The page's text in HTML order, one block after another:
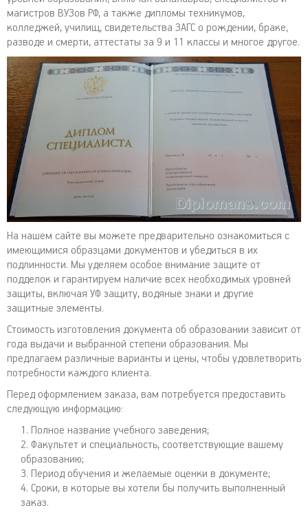
магистров ВУЗов РФ, а также дипломы техникумов,
колледжей, училищ, свидетельства ЗАГС о рождении, браке,
разводе и смерти, аттестаты за 9 и 11 классы и многое другое.
На нашем сайте вы можете предварительно ознакомиться с
имеющимися образцами документов и убедиться в их
подлинности. Мы уделяем особое внимание защите от
подделок и гарантируем наличие всех необходимых уровней
защиты, включая УФ защиту, водяные знаки и другие
защитные элементы.
Стоимость изготовления документа об образовании зависит от
года выдачи и выбранной степени образования. Мы
предлагаем различные варианты и цены, чтобы удовлетворить
потребности каждого клиента.
Перед оформлением заказа, вам потребуется предоставить
следующую информацию:
Полное название учебного заведения;
Факультет и специальность, соответствующие вашему
образованию;
Период обучения и желаемые оценки в документе;
Сроки, в которые вы хотели бы получить выполненный
заказ.